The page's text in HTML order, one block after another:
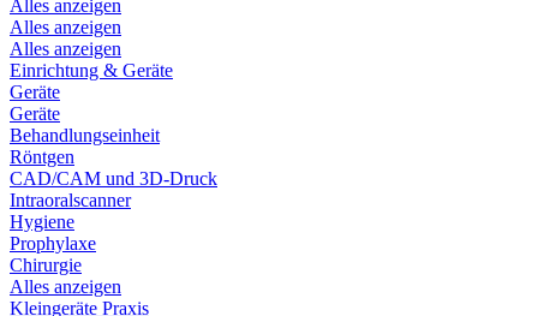
Alles anzeigen
Alles anzeigen
Alles anzeigen
Einrichtung & Geräte
Geräte
Geräte
Behandlungseinheit
Röntgen
CAD/CAM und 3D-Druck
Intraoralscanner
Hygiene
Prophylaxe
Chirurgie
Alles anzeigen
Kleingeräte Praxis